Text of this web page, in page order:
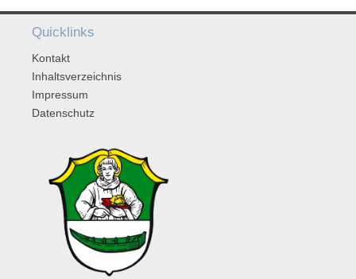
Quicklinks
Kontakt
Inhaltsverzeichnis
Impressum
Datenschutz